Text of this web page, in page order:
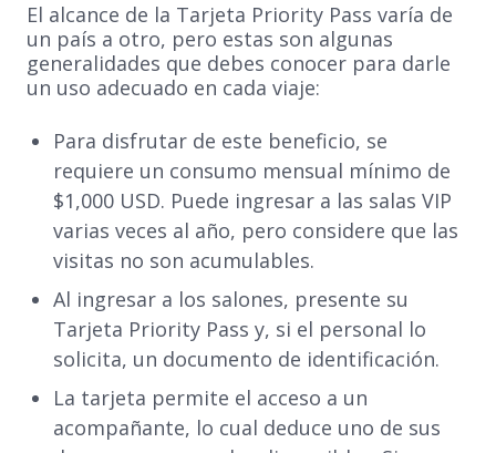
El alcance de la Tarjeta Priority Pass varía de
un país a otro, pero estas son algunas
generalidades que debes conocer para darle
un uso adecuado en cada viaje:
Para disfrutar de este beneficio, se
requiere un consumo mensual mínimo de
$1,000 USD. Puede ingresar a las salas VIP
varias veces al año, pero considere que las
visitas no son acumulables.
Al ingresar a los salones, presente su
Tarjeta Priority Pass y, si el personal lo
solicita, un documento de identificación.
La tarjeta permite el acceso a un
acompañante, lo cual deduce uno de sus